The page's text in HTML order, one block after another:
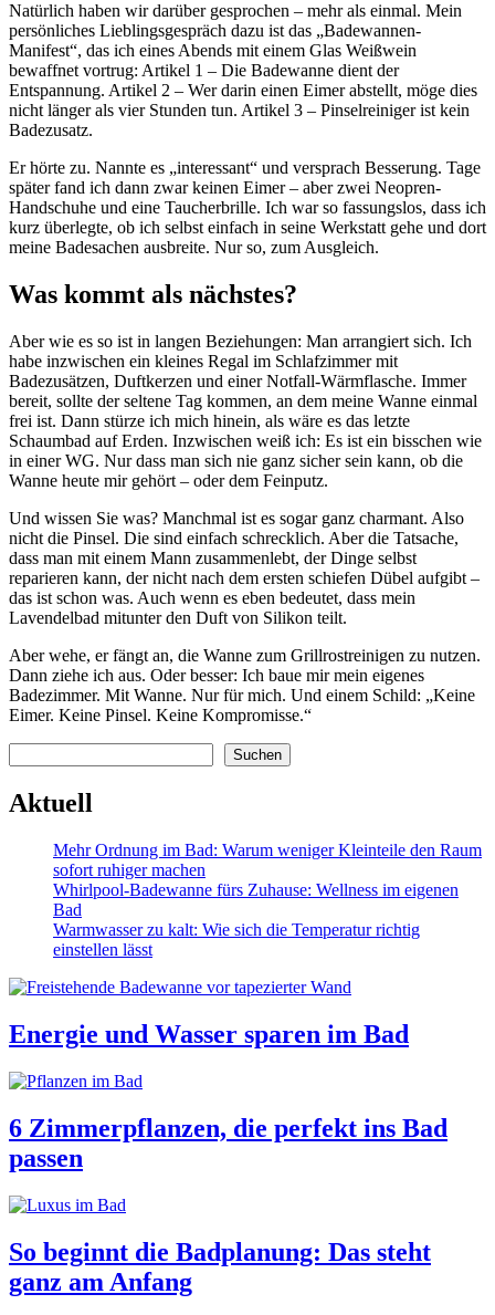
Natürlich haben wir darüber gesprochen – mehr als einmal. Mein
persönliches Lieblingsgespräch dazu ist das „Badewannen-
Manifest“, das ich eines Abends mit einem Glas Weißwein
bewaffnet vortrug: Artikel 1 – Die Badewanne dient der
Entspannung. Artikel 2 – Wer darin einen Eimer abstellt, möge dies
nicht länger als vier Stunden tun. Artikel 3 – Pinselreiniger ist kein
Badezusatz.
Er hörte zu. Nannte es „interessant“ und versprach Besserung. Tage
später fand ich dann zwar keinen Eimer – aber zwei Neopren-
Handschuhe und eine Taucherbrille. Ich war so fassungslos, dass ich
kurz überlegte, ob ich selbst einfach in seine Werkstatt gehe und dort
meine Badesachen ausbreite. Nur so, zum Ausgleich.
Was kommt als nächstes?
Aber wie es so ist in langen Beziehungen: Man arrangiert sich. Ich
habe inzwischen ein kleines Regal im Schlafzimmer mit
Badezusätzen, Duftkerzen und einer Notfall-Wärmflasche. Immer
bereit, sollte der seltene Tag kommen, an dem meine Wanne einmal
frei ist. Dann stürze ich mich hinein, als wäre es das letzte
Schaumbad auf Erden. Inzwischen weiß ich: Es ist ein bisschen wie
in einer WG. Nur dass man sich nie ganz sicher sein kann, ob die
Wanne heute mir gehört – oder dem Feinputz.
Und wissen Sie was? Manchmal ist es sogar ganz charmant. Also
nicht die Pinsel. Die sind einfach schrecklich. Aber die Tatsache,
dass man mit einem Mann zusammenlebt, der Dinge selbst
reparieren kann, der nicht nach dem ersten schiefen Dübel aufgibt –
das ist schon was. Auch wenn es eben bedeutet, dass mein
Lavendelbad mitunter den Duft von Silikon teilt.
Aber wehe, er fängt an, die Wanne zum Grillrostreinigen zu nutzen.
Dann ziehe ich aus. Oder besser: Ich baue mir mein eigenes
Badezimmer. Mit Wanne. Nur für mich. Und einem Schild: „Keine
Eimer. Keine Pinsel. Keine Kompromisse.“
Suchen
Aktuell
Mehr Ordnung im Bad: Warum weniger Kleinteile den Raum
sofort ruhiger machen
Whirlpool-Badewanne fürs Zuhause: Wellness im eigenen
Bad
Warmwasser zu kalt: Wie sich die Temperatur richtig
einstellen lässt
Energie und Wasser sparen im Bad
6 Zimmerpflanzen, die perfekt ins Bad
passen
So beginnt die Badplanung: Das steht
ganz am Anfang